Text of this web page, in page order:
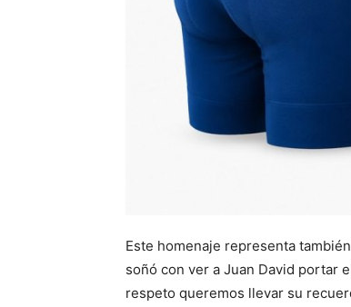
Este homenaje representa
soñó con ver a Juan David portar
respeto queremos llevar su